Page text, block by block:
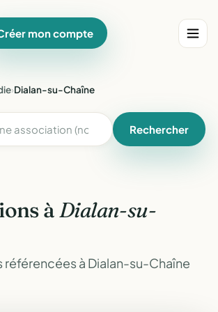
mon compte
›Dialan-su-Chaîne
Rechercher
àDialan-su-
référencées à Dialan-su-Chaîne